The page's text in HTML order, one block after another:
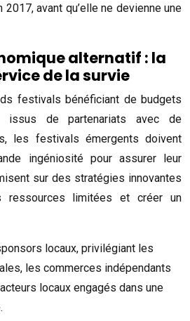
2017, avant qu’elle ne devienne une
alternatif : la
de la survie
festivals bénéficiant de budgets
issus de partenariats avec de
les festivals émergents doivent
ingéniosité pour assurer leur
sur des stratégies innovantes
ressources limitées et créer un
locaux, privilégiant les
les commerces indépendants
locaux engagés dans une